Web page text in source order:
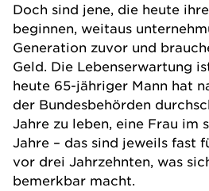
Doch sind jene, die heute
beginnen, weitaus
Generation zuvor und
Geld. Die Lebenserwartung
heute 65-jähriger Mann hat
der Bundesbehörden
Jahre zu leben, eine Frau im
Jahre – das sind jeweils fast
vor drei Jahrzehnten, was
bemerkbar macht.